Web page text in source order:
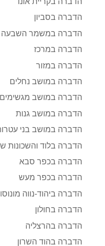
הדברה בסביון
הדברה במשמר השבעה
הדברה במרכז
הדברה במזור
הדברה במושב נחלים
הדברה במושב מגשימים
הדברה במושב גנות
הדברה במושב בני
הדברה בלוד והשכונות
הדברה בכפר סבא
הדברה בכפר מעש
הדברה ביהוד-נווה
הדברה בחולון
הדברה בהרצליה
הדברה בהוד השרון